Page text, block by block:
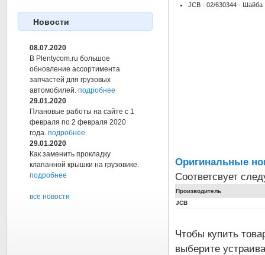
JCB - 02/630344 - Шайба
Оригинальные
Соответсвует
Производитель
JCB
Чтобы купить
выберите
Новости
08.07.2020
В Plentycom.ru большое
обновление ассортимента
запчастей для грузовых
автомобилей. подробнее
29.01.2020
Плановые работы на сайте с 1
февраля по 2 февраля 2020
года. подробнее
29.01.2020
Как заменить прокладку
клапанной крышки на грузовике.
подробнее
все новости